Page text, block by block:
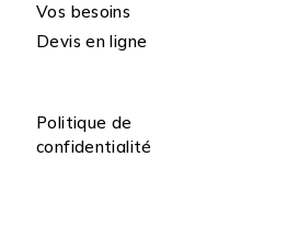
Vos besoins
Devis en ligne
Politique de
confidentialité